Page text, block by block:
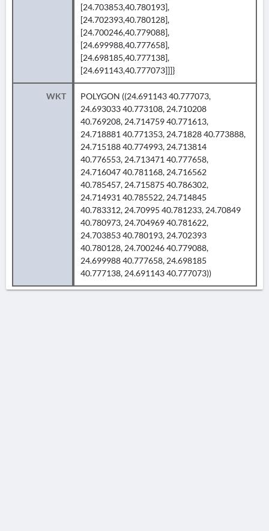
[24.703853,40.780193],
[24.702393,40.780128],
[24.700246,40.779088],
[24.699988,40.777658],
[24.698185,40.777138],
[24.691143,40.777073]]]}
WKT
POLYGON ((24.691143 40.777073,
24.693033 40.773108, 24.710208
40.769208, 24.714759 40.771613,
24.718881 40.771353, 24.71828 40.773888,
24.715188 40.774993, 24.713814
40.776553, 24.713471 40.777658,
24.716047 40.781168, 24.716562
40.785457, 24.715875 40.786302,
24.714931 40.785522, 24.714845
40.783312, 24.70995 40.781233, 24.70849
40.780973, 24.704969 40.781622,
24.703853 40.780193, 24.702393
40.780128, 24.700246 40.779088,
24.699988 40.777658, 24.698185
40.777138, 24.691143 40.777073))